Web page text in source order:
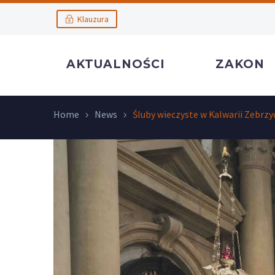
Klauzura
AKTUALNOŚCI ZAKON
Home News Śluby wieczyste w Kalwarii